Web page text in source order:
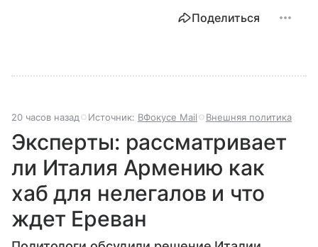
Поделиться
20 часов назад Источник: ВФокусе Mail Внешняя политика
Эксперты: рассматривает
ли Италия Армению как
хаб для нелегалов и что
ждет Ереван